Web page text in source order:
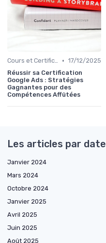
Cours et Certifications en Marketing Digital • 17/12/2025
Réussir sa Certification
Google Ads : Stratégies
Gagnantes pour des
Compétences Affûtées
Les articles par date
Janvier 2024
Mars 2024
Octobre 2024
Janvier 2025
Avril 2025
Juin 2025
Août 2025